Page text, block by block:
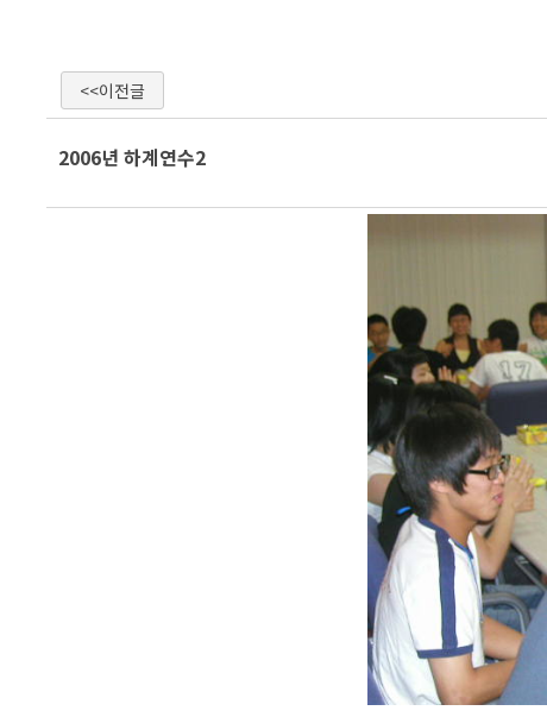
<<이전글
2006년 하계연수2